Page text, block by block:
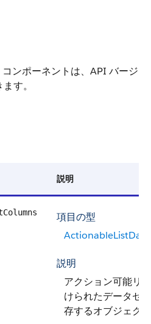
ンポーネントは、API バージ
す。
説明
項目の型
説明
アクション可能リ
けられたデータセ
存するオブジェク